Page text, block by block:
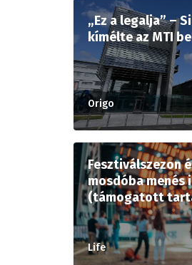
„Ez a legalja” –
kímélte az MTI
Origo
Fesztiválszezon
mosdóba menés
(támogatott
Life